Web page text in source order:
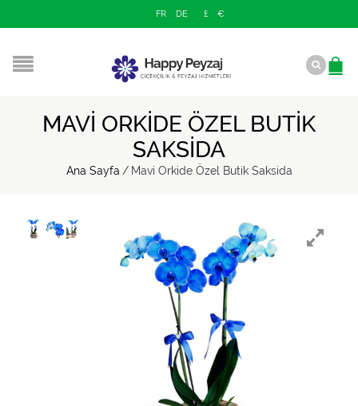
FR DE £ €
MAVI ORKIDE ÖZEL BUTIK
SAKSIDA
Ana Sayfa / Mavi Orkide Özel Butik Saksida